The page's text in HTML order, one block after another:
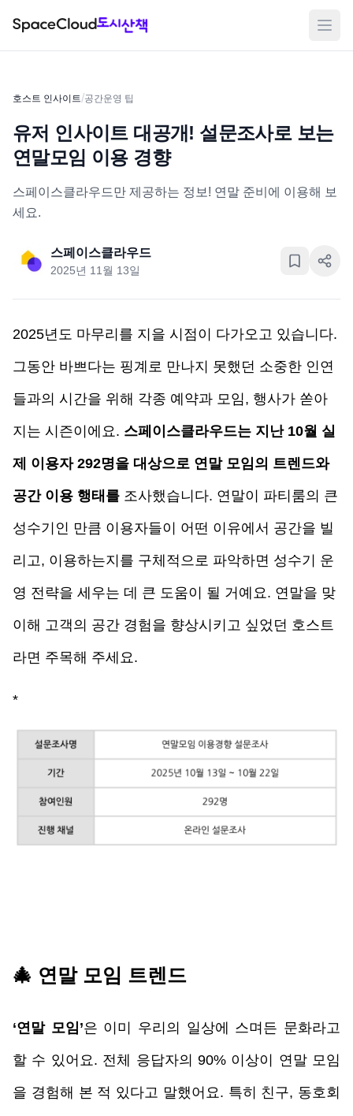
메뉴
호스트 인사이트/공간운영 팁
유저 인사이트 대공개! 설문조사로 보는
연말모임 이용 경향
스페이스클라우드만 제공하는 정보! 연말 준비에 이용해 보
세요.
스페이스클라우드
2025년 11월 13일
2025년도 마무리를 지을 시점이 다가오고 있습니다.
그동안 바쁘다는 핑계로 만나지 못했던 소중한 인연
들과의 시간을 위해 각종 예약과 모임, 행사가 쏟아
지는 시즌이에요. 스페이스클라우드는 지난 10월 실
제 이용자 292명을 대상으로 연말 모임의 트렌드와
공간 이용 행태를 조사했습니다. 연말이 파티룸의 큰
성수기인 만큼 이용자들이 어떤 이유에서 공간을 빌
리고, 이용하는지를 구체적으로 파악하면 성수기 운
영 전략을 세우는 데 큰 도움이 될 거예요. 연말을 맞
이해 고객의 공간 경험을 향상시키고 싶었던 호스트
라면 주목해 주세요.
*
🎄 연말 모임 트렌드
‘연말 모임’은 이미 우리의 일상에 스며든 문화라고
할 수 있어요. 전체 응답자의 90% 이상이 연말 모임
을 경험해 본 적 있다고 말했어요. 특히 친구, 동호회